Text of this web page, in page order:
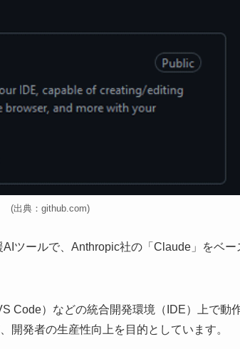
(出典：github.com)
ツールで、Anthropic社の「Claude」をベー
Code）などの統合開発環境（IDE）上で動
開発者の生産性向上を目的としています。